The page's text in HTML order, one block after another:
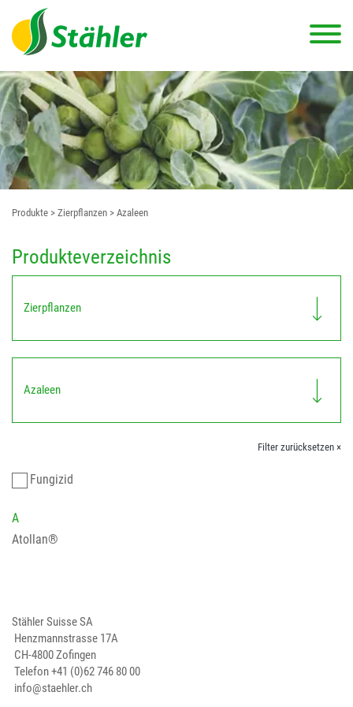
Produkte > Zierpflanzen > Azaleen
Produkteverzeichnis
Zierpflanzen
Azaleen
Filter zurücksetzen ×
Fungizid
A
Atollan®
Stähler Suisse SA
Henzmannstrasse 17A
CH-4800 Zofingen
Telefon+41 (0)62 746 80 00
info@staehler.ch